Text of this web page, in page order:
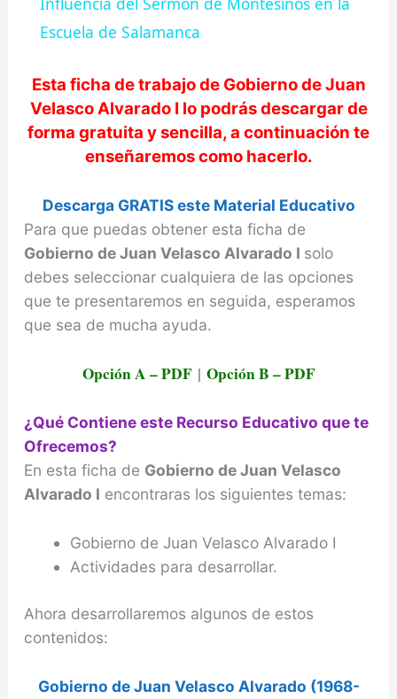
a
y
V
d
e
Escuela de Salamanca
Esta ficha de trabajo de Gobierno de Juan
Velasco Alvarado I lo podrás descargar de
forma gratuita y sencilla, a continuación te
enseñaremos como hacerlo.
Descarga GRATIS este Material Educativo
Para que puedas obtener esta ficha de
Gobierno de Juan Velasco Alvarado I solo
debes seleccionar cualquiera de las opciones
que te presentaremos en seguida, esperamos
que sea de mucha ayuda.
Opción A – PDF | Opción B – PDF
¿Qué Contiene este Recurso Educativo que te
Ofrecemos?
En esta ficha de Gobierno de Juan Velasco
Alvarado I encontraras los siguientes temas:
Gobierno de Juan Velasco Alvarado I
Actividades para desarrollar.
Ahora desarrollaremos algunos de estos
contenidos:
Gobierno de Juan Velasco Alvarado (1968-